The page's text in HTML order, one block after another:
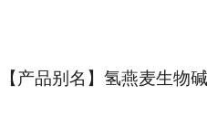
【产品别名】氢燕麦生物